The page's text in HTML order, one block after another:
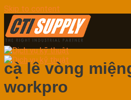
Skip to content
cà lê vòng
workpro